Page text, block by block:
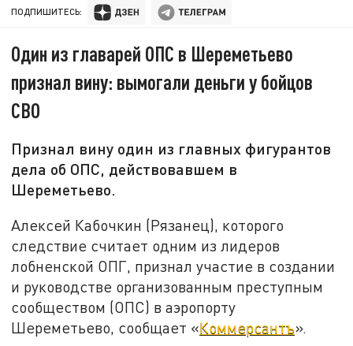
ПОДПИШИТЕСЬ:
Один из главарей ОПС в Шереметьево
признал вину: вымогали деньги у бойцов
СВО
Признал вину один из главных фигурантов
дела об ОПС, действовавшем в
Шереметьево.
Алексей Кабочкин (Рязанец), которого
следствие считает одним из лидеров
лобненской ОПГ, признал участие в создании
и руководстве организованным преступным
сообществом (ОПС) в аэропорту
Шереметьево, сообщает «Коммерсантъ».